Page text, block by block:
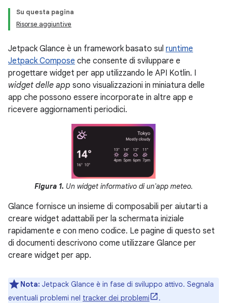
Su questa pagina
Risorse aggiuntive
Jetpack Glance è un framework basato sul runtime
Jetpack Compose che consente di sviluppare e
progettare widget per app utilizzando le API Kotlin. I
widget delle app sono visualizzazioni in miniatura delle
app che possono essere incorporate in altre app e
ricevere aggiornamenti periodici.
Figura 1. Un widget informativo di un'app meteo.
Glance fornisce un insieme di composabili per aiutarti a
creare widget adattabili per la schermata iniziale
rapidamente e con meno codice. Le pagine di questo set
di documenti descrivono come utilizzare Glance per
creare widget per app.
Nota: Jetpack Glance è in fase di sviluppo attivo. Segnala
eventuali problemi nel tracker dei problemi .